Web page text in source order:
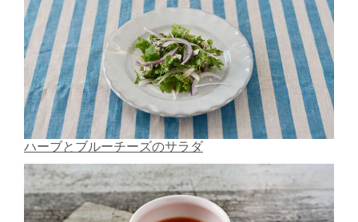
ハーブとブルーチーズのサラダ